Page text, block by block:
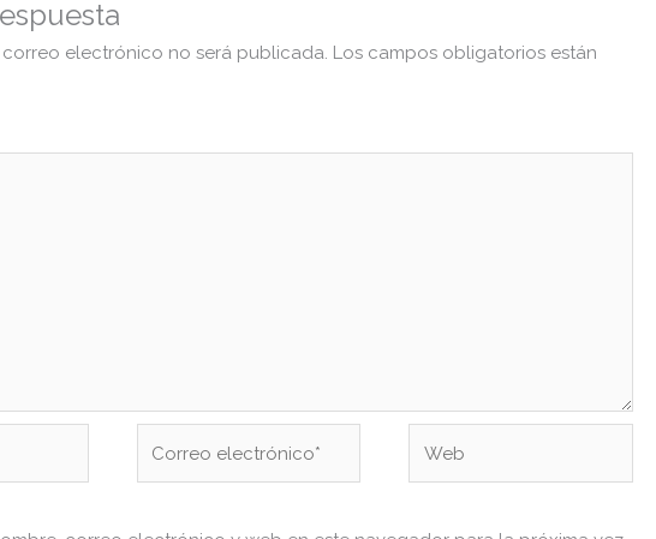
electrónico no será publicada. Los campos obligatorios están
electrónico*